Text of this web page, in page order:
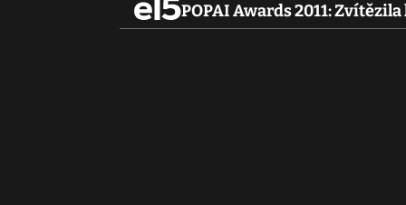
POPAI Awards 2011: